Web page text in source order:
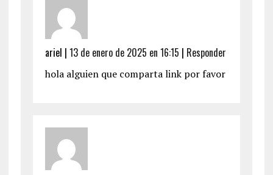
ariel | 13 de enero de 2025 en 16:15 | Responder
hola alguien que comparta link por favor